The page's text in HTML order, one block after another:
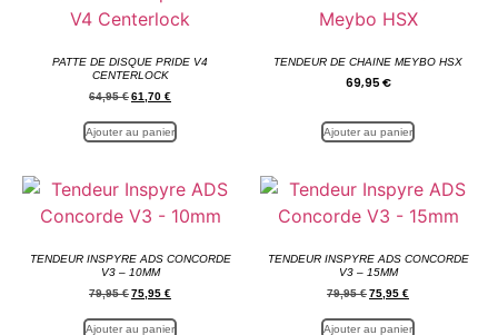
PATTE DE DISQUE PRIDE V4
CENTERLOCK
64,95€61,70 €
Ajouter au panier
TENDEUR DE CHAINE MEYBO HSX
69,95 €
Ajouter au panier
TENDEUR INSPYRE ADS CONCORDE
V3 – 10MM
79,95€75,95 €
Ajouter au panier
TENDEUR INSPYRE ADS CONCORDE
V3 – 15MM
79,95€75,95 €
Ajouter au panier